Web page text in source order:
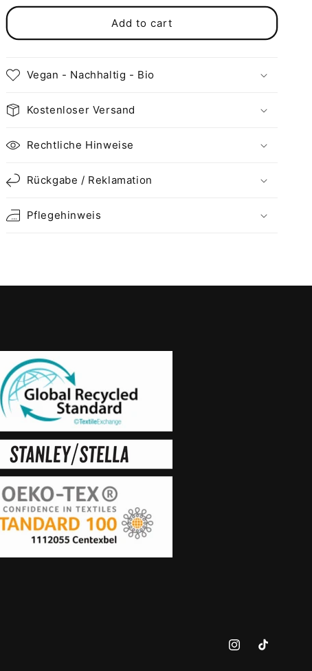
for
und
Hoodie:
POWER
Design
mit
Message
for
Vegan
und
Hoodie:
POWER
Design
mit
Message
Add to cart
Vegan - Nachhaltig - Bio
Kostenloser Versand
Rechtliche Hinweise
Rückgabe / Reklamation
Pflegehinweis
InstagramTikTok